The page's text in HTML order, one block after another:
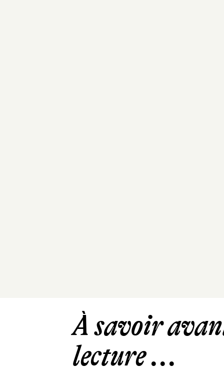
À savoir
lecture ...